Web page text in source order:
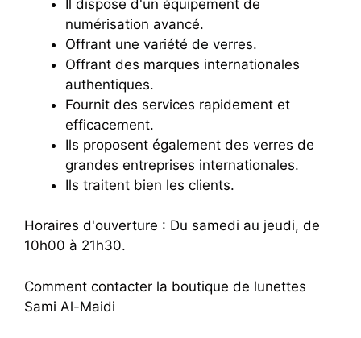
Il dispose d'un équipement de
numérisation avancé.
Offrant une variété de verres.
Offrant des marques internationales
authentiques.
Fournit des services rapidement et
efficacement.
Ils proposent également des verres de
grandes entreprises internationales.
Ils traitent bien les clients.
Horaires d'ouverture : Du samedi au jeudi, de
10h00 à 21h30.
Comment contacter la boutique de lunettes
Sami Al-Maidi